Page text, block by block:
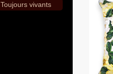
Toujours vivants